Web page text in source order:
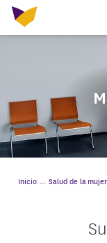
Inicio Salud de la mujer